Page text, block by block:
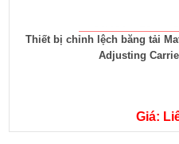
Thiết bị chỉnh lệch băng tải
Adjusting
Giá: